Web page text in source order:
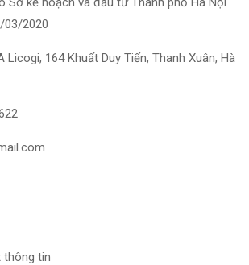
03/2020
164 Khuất Duy Tiến, Thanh Xuân, Hà
thông tin